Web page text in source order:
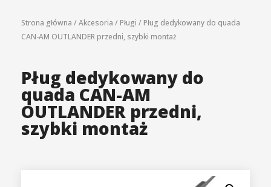
Strona główna /Akcesoria / Pługi / Pług dedykowany do quada
CAN-AM OUTLANDER przedni, szybki montaż
Pług dedykowany do
quada CAN-AM
OUTLANDER przedni,
szybki montaż